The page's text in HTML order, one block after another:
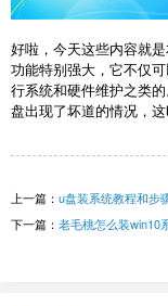
好啦，今天这些内容就
功能特别强大，它不仅
行系统和硬件维护之类
盘出现了坏道的情况，
上一篇： u盘装系统教程和步
下一篇： 老毛桃怎么装win10